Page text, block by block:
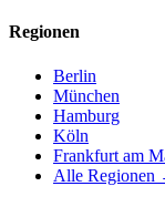
Regionen
Berlin
München
Hamburg
Köln
Frankfurt am
Alle Regionen